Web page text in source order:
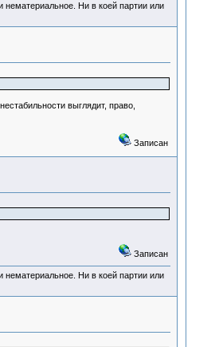
нематериальное. Ни в коей партии или
выглядит, право,
Записан
Записан
нематериальное. Ни в коей партии или